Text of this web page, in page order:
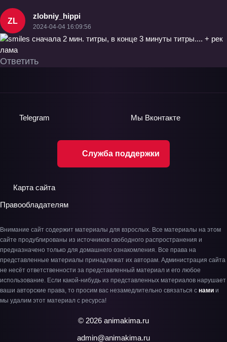
ZL
zlobniy_hippi
2024-04-04 16:09:56
сначала 2 мин. титры, в конце 3 минуты титры.... + рек
лама
Ответить
Служба поддержки
Telegram Мы Вконтакте
Карта сайта
Правообладателям
Внимание сайт содержит материалы для взрослых. Все материалы на этом
сайте продублированы из источников свободного распространения и
предназначено только для домашнего ознакомления. Все права на
представленные материалы принадлежат их авторам. Администрация сайта
не несёт ответственности за представленный материал и его любое
использование. Если какой-нибудь из представленных материалов нарушает
ваши авторские права, то просим вас незамедлительно связаться с нами и
мы удалим этот материал с ресурса!
© 2026 animakima.ru
admin@animakima.ru